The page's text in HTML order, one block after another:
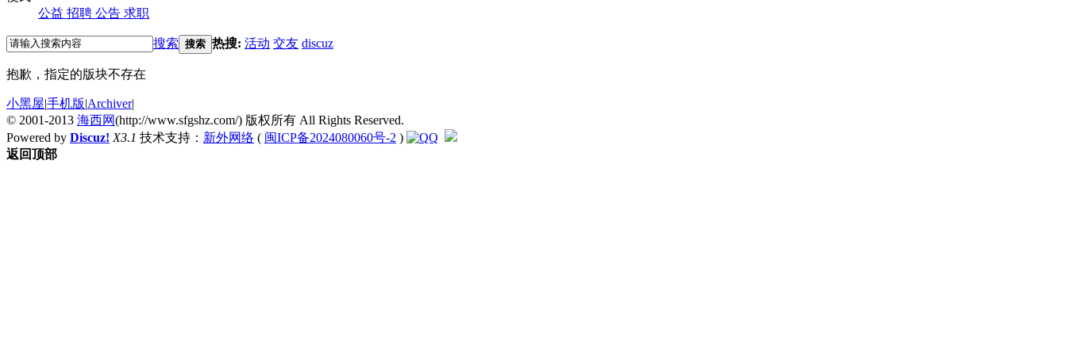
公益 招聘 公告 求职
搜索 搜索 热搜: 活动 交友 discuz
抱歉，指定的版块不存在
小黑屋|手机版|Archiver|
© 2001-2013 海西网(http://www.sfgshz.com/) 版权所有 All Rights Reserved.
Powered by Discuz! X3.1 技术支持： 新外网络 ( 闽ICP备2024080060号-2 )
返回顶部